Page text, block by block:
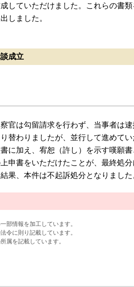
していただけました。これらの書
しました。
成立
官は勾留請求を行わず、当事者は
替わりましたが、並行して進めて
に加え、宥恕（許し）を示す嘆願
申書をいただけたことが、最終処
果、本件は不起訴処分となりました
部情報を加工しています。
令に則り記載しています。
属を記載しています。